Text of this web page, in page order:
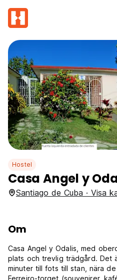
Hostel
Casa Angel y
Santiago de Cuba · Visa
Om
Casa Angel y Odalis, med
plats och trevlig trädgård. Det
minuter till fots till stan, nära
Ferreiro-torget (souvenirer,